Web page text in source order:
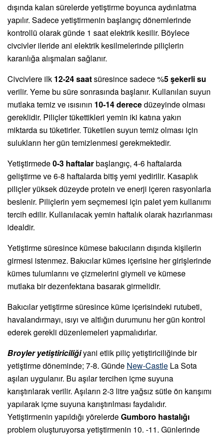
dışında kalan sürelerde yetiştirme boyunca aydınlatma
yapılır. Sadece yetiştirmenin başlangıç dönemlerinde
kontrollü olarak günde 1 saat elektrik kesilir. Böylece
civcivler ileride ani elektrik kesilmelerinde piliçlerin
karanlığa alışmaları sağlanır.
Civcivlere ilk 12-24 saatsüresince sadece %5 şekerli su
verilir. Yeme bu süre sonrasında başlanır. Kullanılan suyun
mutlaka temiz ve ısısının 10-14 derecedüzeyinde olması
gereklidir. Piliçler tükettikleri yemin iki katına yakın
miktarda su tüketirler. Tüketilen suyun temiz olması için
sulukların her gün temizlenmesi gerekmektedir.
Yetiştirmede0-3 haftalarbaşlangıç, 4-6 haftalarda
geliştirme ve 6-8 haftalarda bitiş yemi yedirilir. Kasaplık
piliçler yüksek düzeyde protein ve enerji içeren rasyonlarla
beslenir. Piliçlerin yem seçmemesi için palet yem kullanımı
tercih edilir. Kullanılacak yemin haftalık olarak hazırlanması
idealdir.
Yetiştirme süresince kümese bakıcıların dışında kişilerin
girmesi istenmez. Bakıcılar kümes içerisine her girişlerinde
kümes tulumlarını ve çizmelerini giymeli ve kümese
mutlaka bir dezenfektana basarak girmelidir.
Bakıcılar yetiştirme süresince küme içerisindeki rutubeti,
havalandırmayı, ısıyı ve altlığın durumunu her gün kontrol
ederek gerekli düzenlemeleri yapmalıdırlar.
Broyler yetiştiriciliğiyani etlik piliç yetiştiriciliğinde bir
yetiştirme döneminde; 7-8. Günde New-Castle La Sota
aşıları uygulanır. Bu aşılar tercihen içme suyuna
karıştırılarak verilir. Aşıların 2-3 litre yağsız sütle ön karışımı
yapılarak içme suyuna karıştırılması faydalıdır.
Yetiştirmenin yapıldığı yörelerdeGumboro hastalığı
problem oluşturuyorsa yetiştirmenin 10. -11. Günlerinde